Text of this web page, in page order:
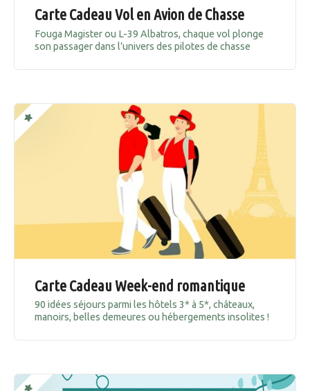
Carte Cadeau Vol en Avion de Chasse
Fouga Magister ou L-39 Albatros, chaque vol plonge
son passager dans l’univers des pilotes de chasse
Carte Cadeau Week-end romantique
90 idées séjours parmi les hôtels 3* à 5*, châteaux,
manoirs, belles demeures ou hébergements insolites !